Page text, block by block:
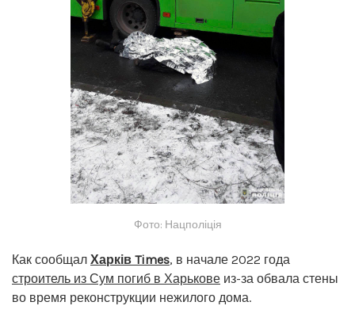
Фото: Нацполіція
Как сообщал Харків Times, в начале 2022 года
строитель из Сум погиб в Харькове из-за обвала стены
во время реконструкции нежилого дома.